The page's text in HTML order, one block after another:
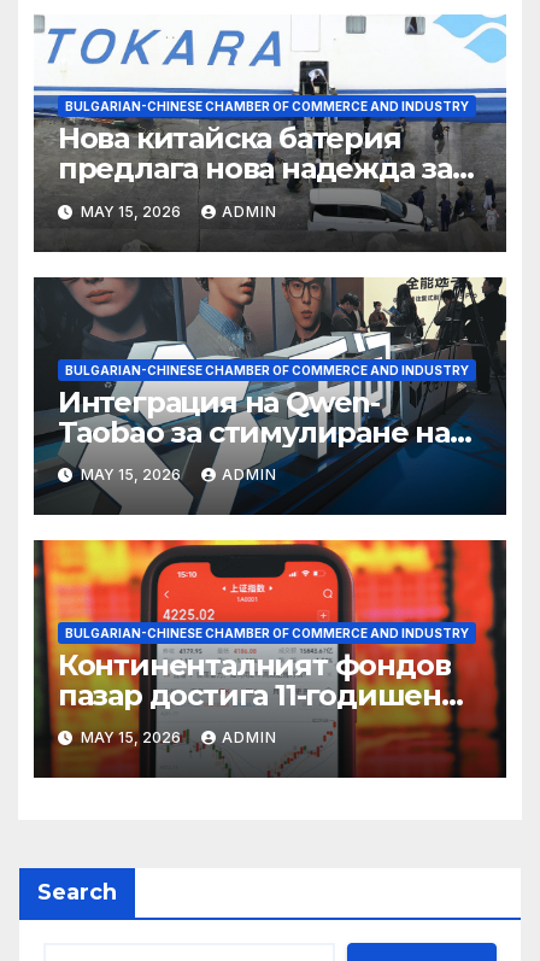
BULGARIAN-CHINESE CHAMBER OF COMMERCE AND INDUSTRY
Нова китайска батерия
предлага нова надежда за
съхранение на водород
MAY 15, 2026 ADMIN
BULGARIAN-CHINESE CHAMBER OF COMMERCE AND INDUSTRY
Интеграция на Qwen-
Taobao за стимулиране на
пазаруването 618
MAY 15, 2026 ADMIN
BULGARIAN-CHINESE CHAMBER OF COMMERCE AND INDUSTRY
Континенталният фондов
пазар достига 11-годишен
връх
MAY 15, 2026 ADMIN
Search